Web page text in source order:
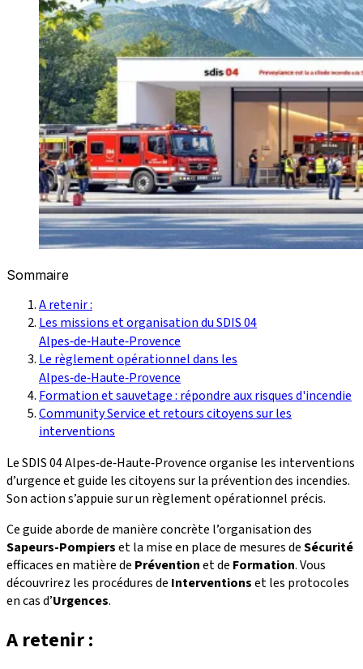
Sommaire
A retenir :
Les missions et organisation du SDIS 04
Alpes‑de‑Haute‑Provence
Le règlement opérationnel dans les
Alpes‑de‑Haute‑Provence
Formation et sauvetage : répondre aux risques d'incendie
Community Service et retours citoyens sur les
interventions
Le SDIS 04 Alpes‑de‑Haute‑Provence organise les interventions
d’urgence et guide les citoyens sur la prévention des incendies.
Son action s’appuie sur un règlement opérationnel précis.
Ce guide aborde de manière concrète l’organisation des
Sapeurs-Pompierset la mise en place de mesures deSécurité
efficaces en matière de Préventionet de Formation. Vous
découvrirez les procédures de Interventionset les protocoles
en cas d’Urgences.
A retenir :